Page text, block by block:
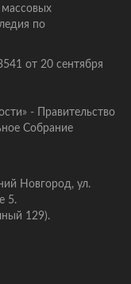
по
от 20 сентября
- Правительство
Собрание
Новгород, ул.
5.
129).